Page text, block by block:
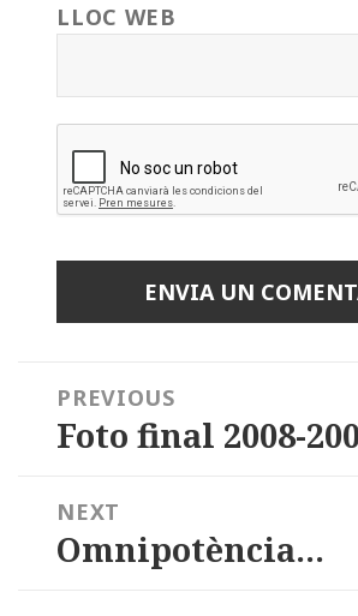
LLOC WEB
Navegació
d'articles
PREVIOUS
Previous
Foto final 2008-
NEXT
Next
Omnipotència…